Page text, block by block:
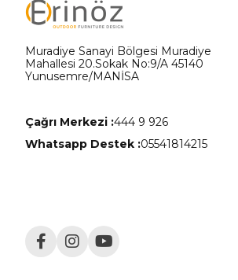
Muradiye Sanayi Bölgesi Muradiye
Mahallesi 20.Sokak No:9/A 45140
Yunusemre/MANİSA
Çağrı Merkezi :444 9 926
Whatsapp Destek :05541814215